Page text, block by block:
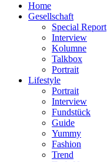
Home
Gesellschaft
Special Report
Interview
Kolumne
Talkbox
Portrait
Lifestyle
Portrait
Interview
Fundstück
Guide
Yummy
Fashion
Trend